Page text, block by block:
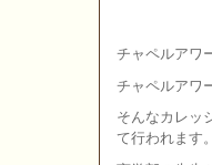
チャペルアワ
チャペルアワ
そんなカレッ
て行われます。